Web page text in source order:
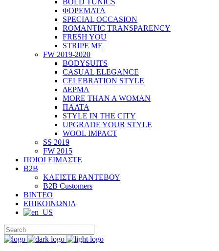
BOLD TUNICS
ΦΟΡΕΜΑΤΑ
SPECIAL OCCASION
ROMANTIC TRANSPARENCY
FRESH YOU
STRIPE ME
FW 2019-2020
BODYSUITS
CASUAL ELEGANCE
CELEBRATION STYLE
ΔΕΡΜΑ
MORE THAN A WOMAN
ΠΑΛΤΑ
STYLE IN THE CITY
UPGRADE YOUR STYLE
WOOL IMPACT
SS 2019
FW 2015
ΠΟΙΟΙ ΕΙΜΑΣΤΕ
B2B
ΚΛΕΙΣΤΕ ΡΑΝΤΕΒΟΥ
B2B Customers
ΒΙΝΤΕΟ
ΕΠΙΚΟΙΝΩΝΙΑ